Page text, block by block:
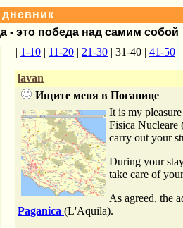
- это победа над самим собой
| 1-10 | 11-20 | 21-30 | 31-40 | 41-50 |
lavan
Ищите меня в Поганице
It is my
Fisica
carry out your
During your
take care of
As agreed, the
Paganica (L'Aquila).